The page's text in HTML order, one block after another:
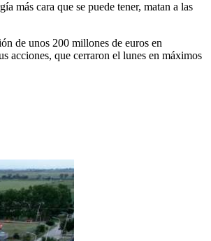
más cara que se puede tener, matan a las
de unos 200 millones de euros en
acciones, que cerraron el lunes en máximos